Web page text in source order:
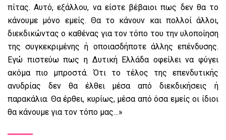
πίτας. Αυτό, εξάλλου, να είστε βέβαιοι πως δεν θα το
κάνουμε μόνο εμείς. Θα το κάνουν και πολλοί άλλοι,
διεκδικώντας ο καθένας για τον τόπο του την υλοποίηση
της συγκεκριμένης ή οποιασδήποτε άλλης επένδυσης.
Εγώ πιστεύω πως η Δυτική Ελλάδα οφείλει να φύγει
ακόμα πιο μπροστά. Ότι το τέλος της επενδυτικής
ανυδρίας δεν θα έλθει μέσα από διεκδικήσεις ή
παρακάλια. Θα έρθει, κυρίως, μέσα από όσα εμείς οι ίδιοι
θα κάνουμε για τον τόπο μας…»